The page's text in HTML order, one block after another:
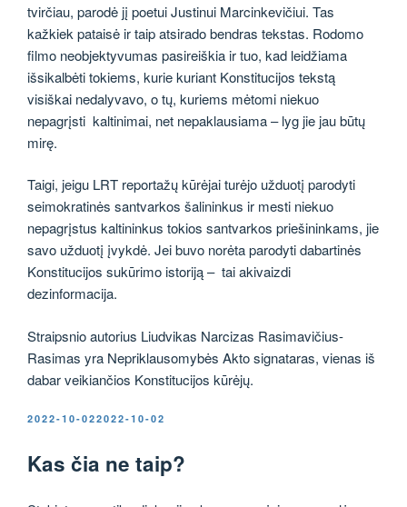
tvirčiau, parodė jį poetui Justinui Marcinkevičiui. Tas
kažkiek pataisė ir taip atsirado bendras tekstas. Rodomo
filmo neobjektyvumas pasireiškia ir tuo, kad leidžiama
išsikalbėti tokiems, kurie kuriant Konstitucijos tekstą
visiškai nedalyvavo, o tų, kuriems mėtomi niekuo
nepagrįsti kaltinimai, net nepaklausiama – lyg jie jau būtų
mirę.
Taigi, jeigu LRT reportažų kūrėjai turėjo užduotį parodyti
seimokratinės santvarkos šalininkus ir mesti niekuo
nepagrįstus kaltininkus tokios santvarkos priešininkams, jie
savo užduotį įvykdė. Jei buvo norėta parodyti dabartinės
Konstitucijos sukūrimo istoriją – tai akivaizdi
dezinformacija.
Straipsnio autorius Liudvikas Narcizas Rasimavičius-
Rasimas yra Nepriklausomybės Akto signataras, vienas iš
dabar veikiančios Konstitucijos kūrėjų.
PASKELBTA
2022-10-022022-10-02
Kas čia ne taip?